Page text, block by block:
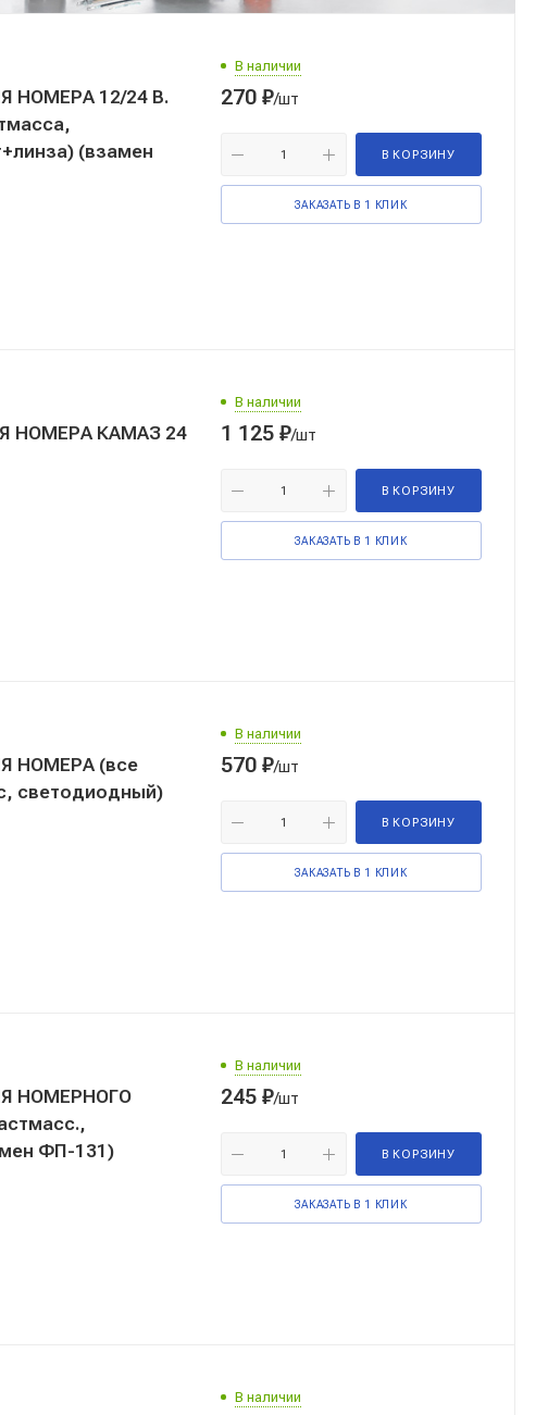
НОМЕРА 12/24 В.
(взамен
В наличии
270 ₽/шт
В КОРЗИНУ
ЗАКАЗАТЬ В 1 КЛИК
НОМЕРА КАМАЗ 24
В наличии
1 125 ₽/шт
В КОРЗИНУ
ЗАКАЗАТЬ В 1 КЛИК
НОМЕРА (все
светодиодный)
В наличии
570 ₽/шт
В КОРЗИНУ
ЗАКАЗАТЬ В 1 КЛИК
НОМЕРНОГО
ФП-131)
В наличии
245 ₽/шт
В КОРЗИНУ
ЗАКАЗАТЬ В 1 КЛИК
В наличии